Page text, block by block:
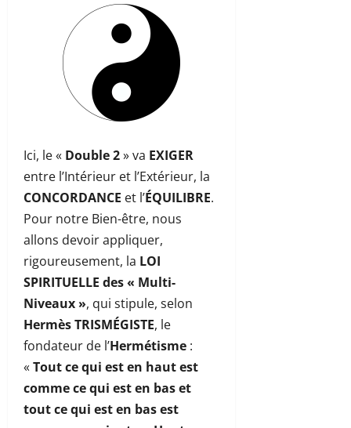
Ici, le « Double 2» va EXIGER
entre l’Intérieur et l’Extérieur, la
CONCORDANCE et l’ÉQUILIBRE.
Pour notre Bien-être, nous
allons devoir appliquer,
rigoureusement, la LOI
SPIRITUELLE des « Multi-
Niveaux », qui stipule, selon
Hermès TRISMÉGISTE, le
fondateur de l’Hermétisme :
«Tout ce qui est en haut est
comme ce qui est en bas et
tout ce qui est en bas est